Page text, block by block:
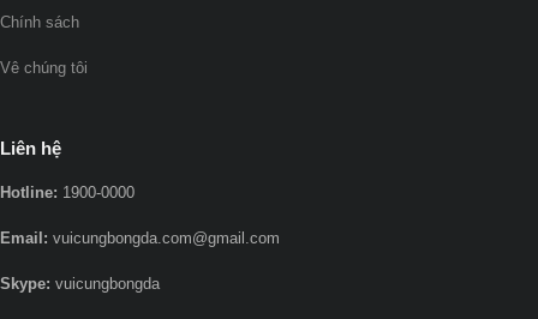
Chính sách
Vê chúng tôi
Liên hệ
Hotline: 1900-0000
Email: vuicungbongda.com@gmail.com
Skype: vuicungbongda